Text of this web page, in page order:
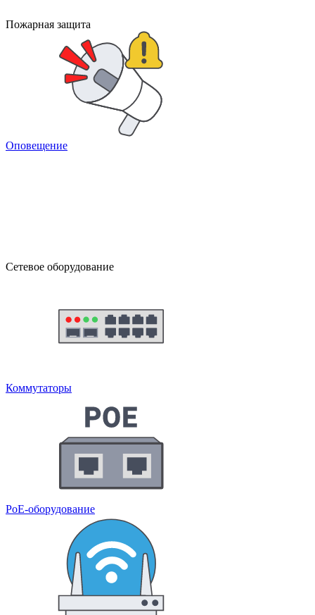
Пожарная защита
Оповещение
Сетевое оборудование
Коммутаторы
PoE-оборудование